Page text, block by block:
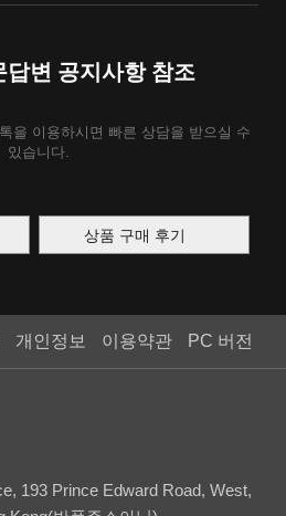
답변 공지사항 참조
을 이용하시면 빠른 상담을 받으실 수
있습니다.
상품 구매 후기
개인정보 이용약관 PC 버전
193 Prince Edward Road, West,